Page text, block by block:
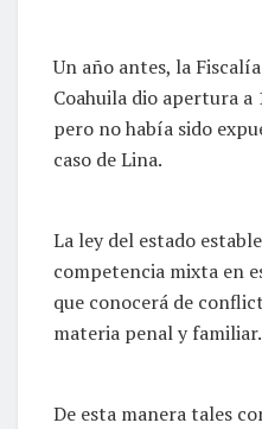
Un año antes, la
Coahuila dio apertura a
pero no había sido
caso de Lina.
La ley del estado
competencia mixta en
que conocerá de
materia penal y familiar.
De esta manera tales